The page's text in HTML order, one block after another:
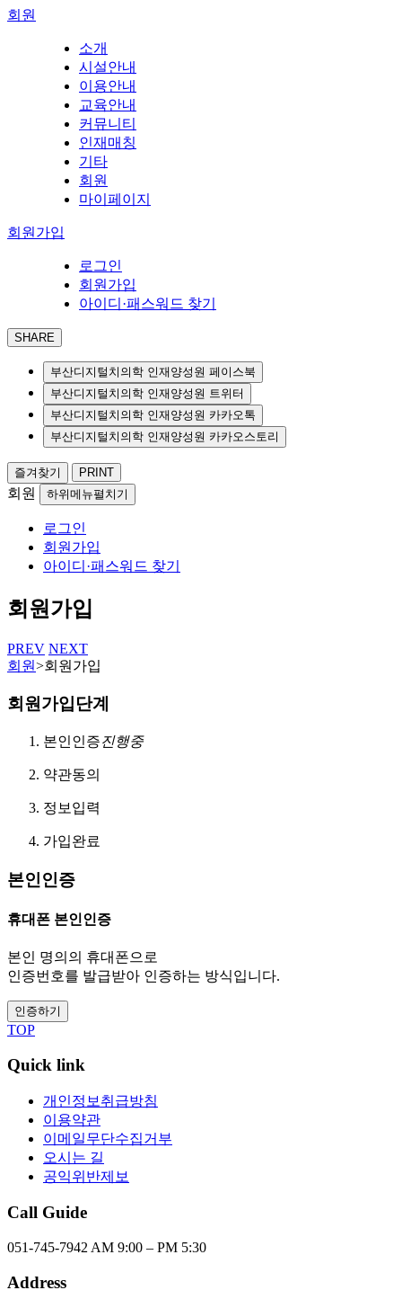
회원
소개
시설안내
이용안내
교육안내
커뮤니티
인재매칭
기타
회원
마이페이지
회원가입
로그인
회원가입
아이디·패스워드 찾기
SHARE
부산디지털치의학 인재양성원 페이스북
부산디지털치의학 인재양성원 트위터
부산디지털치의학 인재양성원 카카오톡
부산디지털치의학 인재양성원 카카오스토리
즐겨찾기 PRINT
회원 하위메뉴펼치기
로그인
회원가입
아이디·패스워드 찾기
회원가입
PREV NEXT
회원>회원가입
회원가입단계
본인인증진행중
약관동의
정보입력
가입완료
본인인증
휴대폰 본인인증
본인 명의의 휴대폰으로
인증번호를 발급받아 인증하는 방식입니다.
인증하기
TOP
Quick link
개인정보취급방침
이용약관
이메일무단수집거부
오시는 길
공익위반제보
Call Guide
051-745-7942 AM 9:00 – PM 5:30
Address